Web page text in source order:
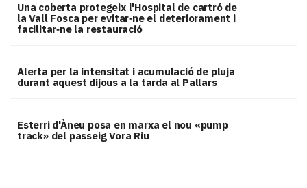
Una coberta protegeix l'Hospital de cartró de
la Vall Fosca per evitar‑ne el deteriorament i
facilitar‑ne la restauració
Alerta per la intensitat i acumulació de pluja
durant aquest dijous a la tarda al Pallars
Esterri d'Àneu posa en marxa el nou «pump
track» del passeig Vora Riu